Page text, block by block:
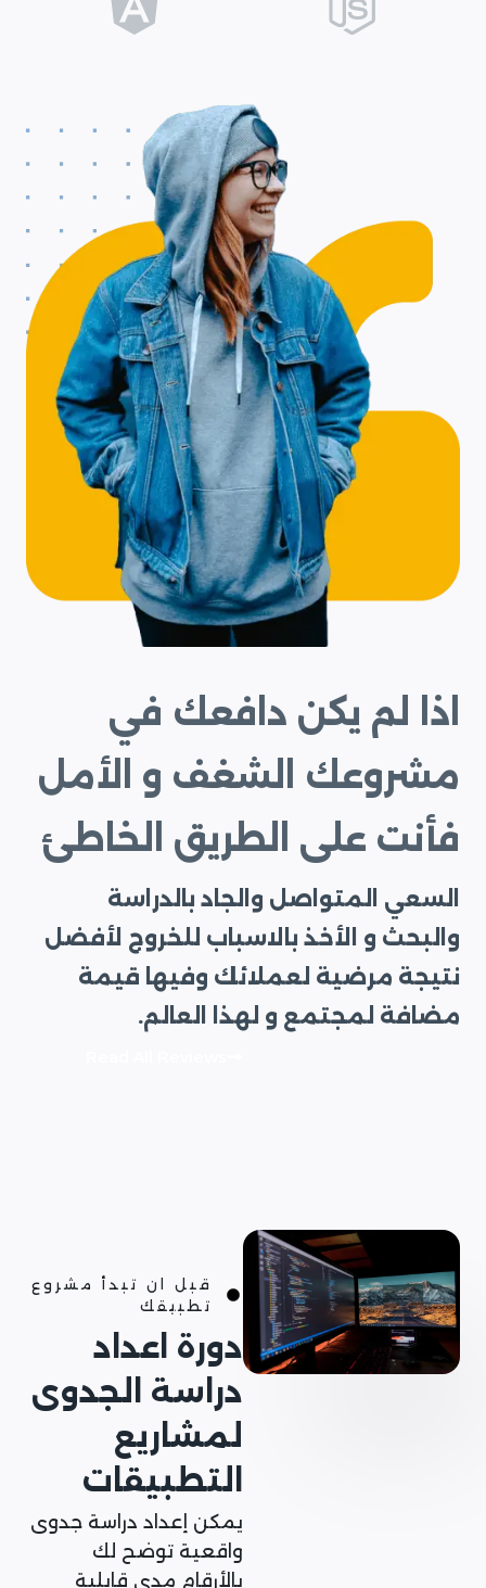
اذا لم يكن دافعك في
مشروعك الشغف و الأمل
فأنت على الطريق الخاطئ
السعي المتواصل والجاد بالدراسة
والبحث و الأخذ بالاسباب للخروج لأفضل
نتيجة مرضية لعملائك وفيها قيمة
مضافة لمجتمع و لهذا العالم.
قبل ان تبدأ مشروع
تطبيقك
دورة اعداد
دراسة الجدوى
لمشاريع
التطبيقات
يمكن إعداد دراسة جدوى
واقعية توضح لك
بالأرقام مدى قابلية